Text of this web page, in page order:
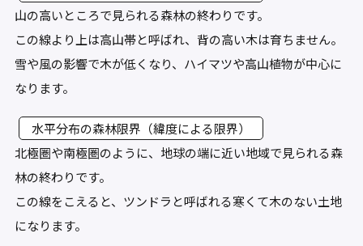
山の高いところで見られる森林の終わりです。
この線より上は高山帯と呼ばれ、背の高い木は育ちません。
雪や風の影響で木が低くなり、ハイマツや高山植物が中心に
なります。
水平分布の森林限界（緯度による限界）
北極圏や南極圏のように、地球の端に近い地域で見られる森
林の終わりです。
この線をこえると、ツンドラと呼ばれる寒くて木のない土地
になります。